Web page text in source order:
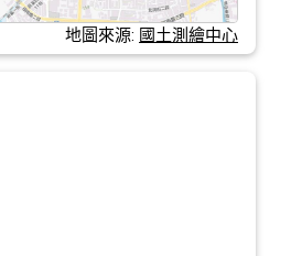
地圖來源: 國土測繪中心